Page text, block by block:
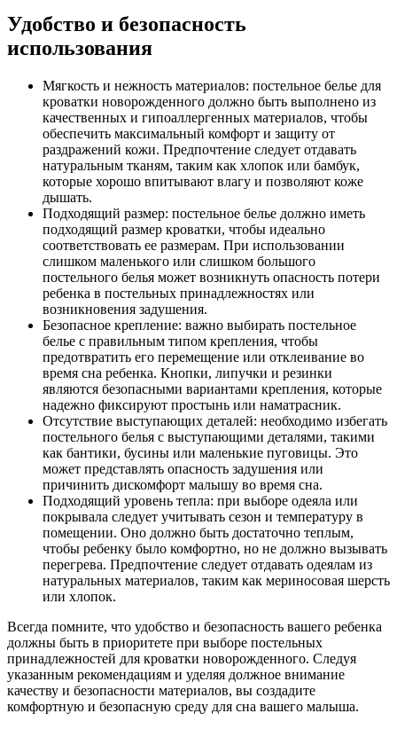
Удобство и безопасность
использования
Мягкость и нежность материалов: постельное белье для
кроватки новорожденного должно быть выполнено из
качественных и гипоаллергенных материалов, чтобы
обеспечить максимальный комфорт и защиту от
раздражений кожи. Предпочтение следует отдавать
натуральным тканям, таким как хлопок или бамбук,
которые хорошо впитывают влагу и позволяют коже
дышать.
Подходящий размер: постельное белье должно иметь
подходящий размер кроватки, чтобы идеально
соответствовать ее размерам. При использовании
слишком маленького или слишком большого
постельного белья может возникнуть опасность потери
ребенка в постельных принадлежностях или
возникновения задушения.
Безопасное крепление: важно выбирать постельное
белье с правильным типом крепления, чтобы
предотвратить его перемещение или отклеивание во
время сна ребенка. Кнопки, липучки и резинки
являются безопасными вариантами крепления, которые
надежно фиксируют простынь или наматрасник.
Отсутствие выступающих деталей: необходимо избегать
постельного белья с выступающими деталями, такими
как бантики, бусины или маленькие пуговицы. Это
может представлять опасность задушения или
причинить дискомфорт малышу во время сна.
Подходящий уровень тепла: при выборе одеяла или
покрывала следует учитывать сезон и температуру в
помещении. Оно должно быть достаточно теплым,
чтобы ребенку было комфортно, но не должно вызывать
перегрева. Предпочтение следует отдавать одеялам из
натуральных материалов, таким как мериносовая шерсть
или хлопок.
Всегда помните, что удобство и безопасность вашего ребенка
должны быть в приоритете при выборе постельных
принадлежностей для кроватки новорожденного. Следуя
указанным рекомендациям и уделяя должное внимание
качеству и безопасности материалов, вы создадите
комфортную и безопасную среду для сна вашего малыша.